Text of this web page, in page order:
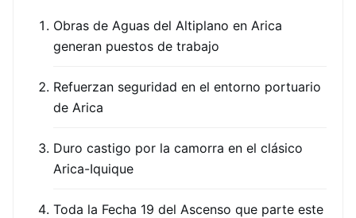
Obras de Aguas del Altiplano en Arica
generan puestos de trabajo
Refuerzan seguridad en el entorno portuario
de Arica
Duro castigo por la camorra en el clásico
Arica-Iquique
Toda la Fecha 19 del Ascenso que parte este